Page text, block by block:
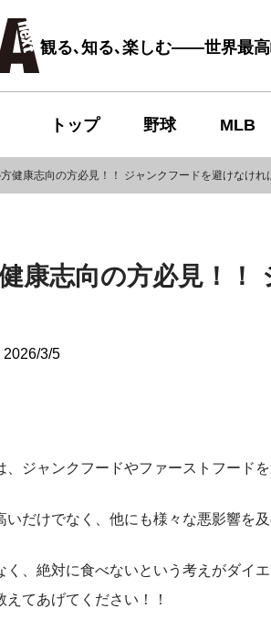
観る､知る､楽しむ――世界最高
トップ 野球 MLB
健康志向の方必見！！ ジャンクフードを避けなけれ
康志向の方必見！
2026/3/5
ジャンクフードやファーストフードを
だけでなく、他にも様々な悪影響を及
、絶対に食べないという考えがダイ
てあげてください！！